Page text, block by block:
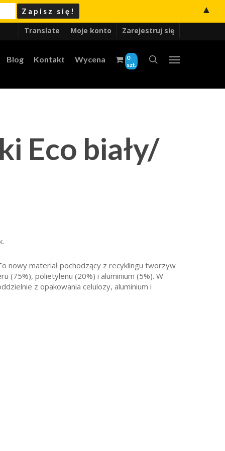
Translate Moje konto Zarejestruj się
Blog Kontakt Wycena
0
szt.
Eco biały/
nowy materiał pochodzący z recyklingu tworzyw
(75%), polietylenu (20%) i aluminium (5%). W
z opakowania celulozy, aluminium i
▲